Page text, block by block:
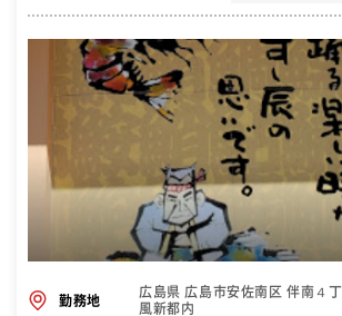
勤務地
広島県 広島市安佐南区 伴南４
風新都内